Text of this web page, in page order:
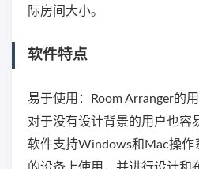
际房间大小。
软件特点
易于使用：Room Arranger的
对于没有设计背景的用户也容
软件支持Windows和Mac操作